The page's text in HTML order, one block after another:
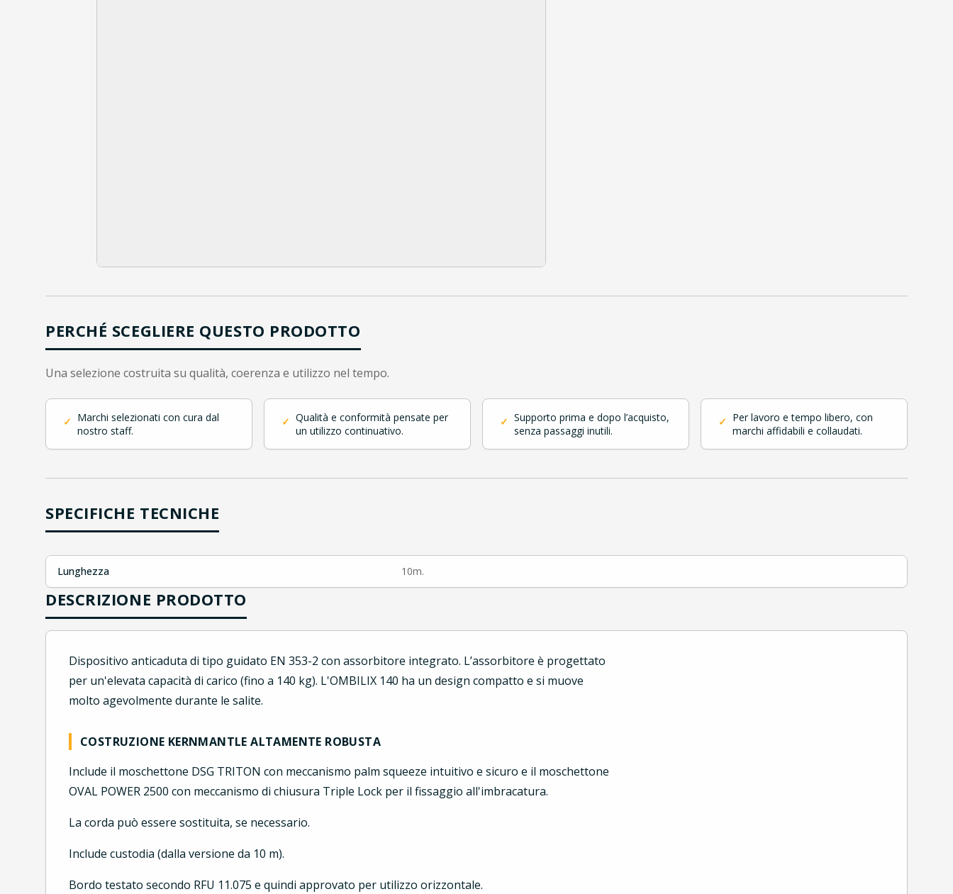
PERCHÉ SCEGLIERE QUESTO PRODOTTO
Una selezione costruita su qualità, coerenza e utilizzo nel tempo.
✓ Marchi selezionati con cura dal
nostro staff.
✓ Qualità e conformità pensate per
un utilizzo continuativo.
✓ Supporto prima e dopo l’acquisto,
senza passaggi inutili.
✓ Per lavoro e tempo libero, con
marchi affidabili e collaudati.
SPECIFICHE TECNICHE
Lunghezza 10m.
DESCRIZIONE PRODOTTO
Dispositivo anticaduta di tipo guidato EN 353-2 con assorbitore integrato. L’assorbitore è progettato
per un'elevata capacità di carico (fino a 140 kg). L'OMBILIX 140 ha un design compatto e si muove
molto agevolmente durante le salite.
COSTRUZIONE KERNMANTLE ALTAMENTE ROBUSTA
Include il moschettone DSG TRITON con meccanismo palm squeeze intuitivo e sicuro e il moschettone
OVAL POWER 2500 con meccanismo di chiusura Triple Lock per il fissaggio all'imbracatura.
La corda può essere sostituita, se necessario.
Include custodia (dalla versione da 10 m).
Bordo testato secondo RFU 11.075 e quindi approvato per utilizzo orizzontale.